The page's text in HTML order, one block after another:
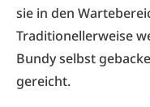
sie in den
Traditionellerweise
Bundy selbst
gereicht.